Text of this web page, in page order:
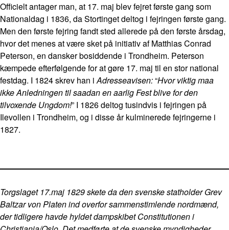
Officielt antager man, at 17. maj blev fejret første gang som
Nationaldag i 1836, da Stortinget deltog i fejringen første gang.
Men den første fejring fandt sted allerede på den første årsdag,
hvor det menes at være sket på initiativ af Matthias Conrad
Peterson, en dansker bosiddende i Trondheim. Peterson
kæmpede efterfølgende for at gøre 17. maj til en stor national
festdag. I 1824 skrev han iAdresseavisen:“Hvor viktig maa
ikke Anledningen til saadan en aarlig Fest blive for den
tilvoxende Ungdom!” I 1826 deltog tusindvis i fejringen på
Ilevollen i Trondheim, og i disse år kulminerede fejringerne i
1827.
Torgslaget 17.maj 1829 skete da den svenske statholder Grev
Baltzar von Platen ind overfor sammenstimlende nordmænd,
der tidligere havde hyldet dampskibet Constitutionen i